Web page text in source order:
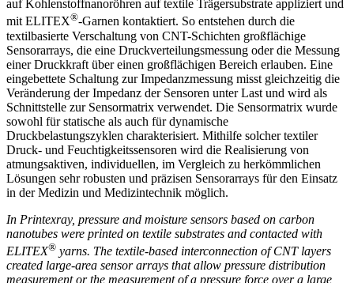
auf Kohlenstoffnanoröhren auf textile Trägersubstrate appliziert und
mit ELITEX®-Garnen kontaktiert. So entstehen durch die
textilbasierte Verschaltung von CNT-Schichten großflächige
Sensorarrays, die eine Druckverteilungsmessung oder die Messung
einer Druckkraft über einen großflächigen Bereich erlauben. Eine
eingebettete Schaltung zur Impedanzmessung misst gleichzeitig die
Veränderung der Impedanz der Sensoren unter Last und wird als
Schnittstelle zur Sensormatrix verwendet. Die Sensormatrix wurde
sowohl für statische als auch für dynamische
Druckbelastungszyklen charakterisiert. Mithilfe solcher textiler
Druck- und Feuchtigkeitssensoren wird die Realisierung von
atmungsaktiven, individuellen, im Vergleich zu herkömmlichen
Lösungen sehr robusten und präzisen Sensorarrays für den Einsatz
in der Medizin und Medizintechnik möglich.
In Printexray, pressure and moisture sensors based on carbon
nanotubes were printed on textile substrates and contacted with
ELITEX® yarns. The textile-based interconnection of CNT layers
created large-area sensor arrays that allow pressure distribution
measurement or the measurement of a pressure force over a large